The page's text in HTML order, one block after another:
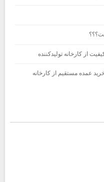
از کارخانه تولیدکننده
عمده مستقیم از کارخانه